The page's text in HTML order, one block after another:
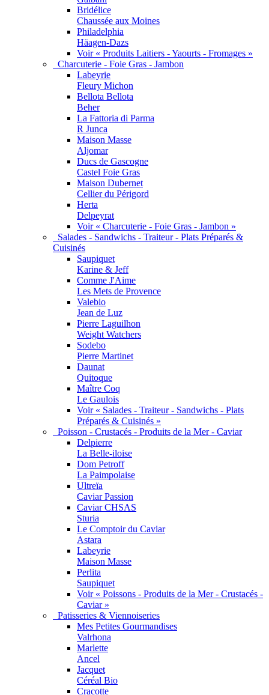
Bridélice
Chaussée aux Moines
Philadelphia
Häagen-Dazs
Voir « Produits Laitiers - Yaourts - Fromages »
Charcuterie - Foie Gras - Jambon
Labeyrie
Fleury Michon
Bellota Bellota
Beher
La Fattoria di Parma
R Junca
Maison Masse
Aljomar
Ducs de Gascogne
Castel Foie Gras
Maison Dubernet
Cellier du Périgord
Herta
Delpeyrat
Voir « Charcuterie - Foie Gras - Jambon »
Salades - Sandwichs - Traiteur - Plats Préparés &
Cuisinés
Saupiquet
Karine & Jeff
Comme J'Aime
Les Mets de Provence
Valebio
Jean de Luz
Pierre Laguilhon
Weight Watchers
Sodebo
Pierre Martinet
Daunat
Quitoque
Maître Coq
Le Gaulois
Voir « Salades - Traiteur - Sandwichs - Plats
Préparés & Cuisinés »
Poisson - Crustacés - Produits de la Mer - Caviar
Delpierre
La Belle-iloise
Dom Petroff
La Paimpolaise
Ultreïa
Caviar Passion
Caviar CHSAS
Sturia
Le Comptoir du Caviar
Astara
Labeyrie
Maison Masse
Perlita
Saupiquet
Voir « Poissons - Produits de la Mer - Crustacés -
Caviar »
Patisseries & Viennoiseries
Mes Petites Gourmandises
Valrhona
Marlette
Ancel
Jacquet
Céréal Bio
Cracotte